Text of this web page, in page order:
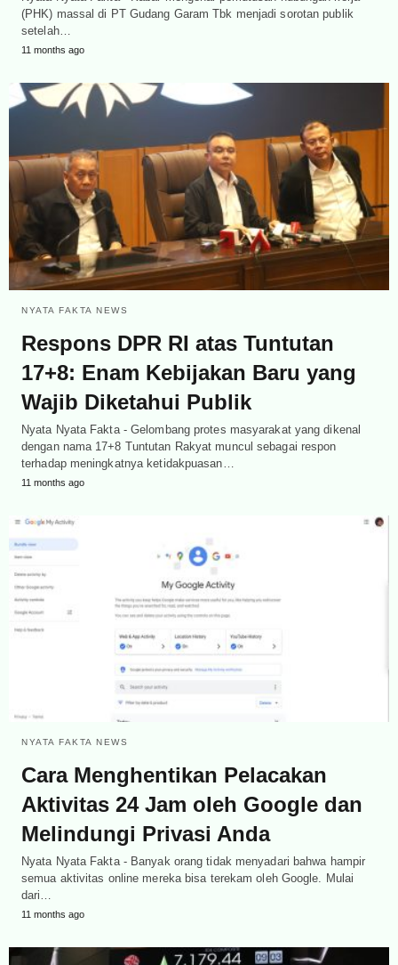
(PHK) massal di PT Gudang Garam Tbk menjadi sorotan publik
setelah…
11 months ago
NYATA FAKTA NEWS
Respons DPR RI atas Tuntutan
17+8: Enam Kebijakan Baru yang
Wajib Diketahui Publik
Nyata Nyata Fakta - Gelombang protes masyarakat yang dikenal
dengan nama 17+8 Tuntutan Rakyat muncul sebagai respon
terhadap meningkatnya ketidakpuasan…
11 months ago
NYATA FAKTA NEWS
Cara Menghentikan Pelacakan
Aktivitas 24 Jam oleh Google dan
Melindungi Privasi Anda
Nyata Nyata Fakta - Banyak orang tidak menyadari bahwa hampir
semua aktivitas online mereka bisa terekam oleh Google. Mulai
dari…
11 months ago